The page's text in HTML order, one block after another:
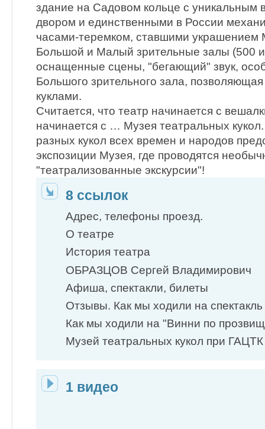
здание на Садовом кольце с уникальным
двором и единственными в России
часами-теремком, ставшими украшением
Большой и Малый зрительные залы (500
оснащенные сцены, "бегающий" звук,
Большого зрительного зала,
куклами.
Считается, что театр начинается с
начинается с … Музея театральных
разных кукол всех времен и народов
экспозиции Музея, где проводятся
"театрализованные экскурсии"!
8 ссылок
Адрес, телефоны проезд.
О театре
История театра
ОБРАЗЦОВ Сергей Владимирович
Афиша, спектакли, билеты
Отзывы. Как мы ходили на спектакль
Как мы ходили на "Винни по
Музей театральных кукол при
1 видео